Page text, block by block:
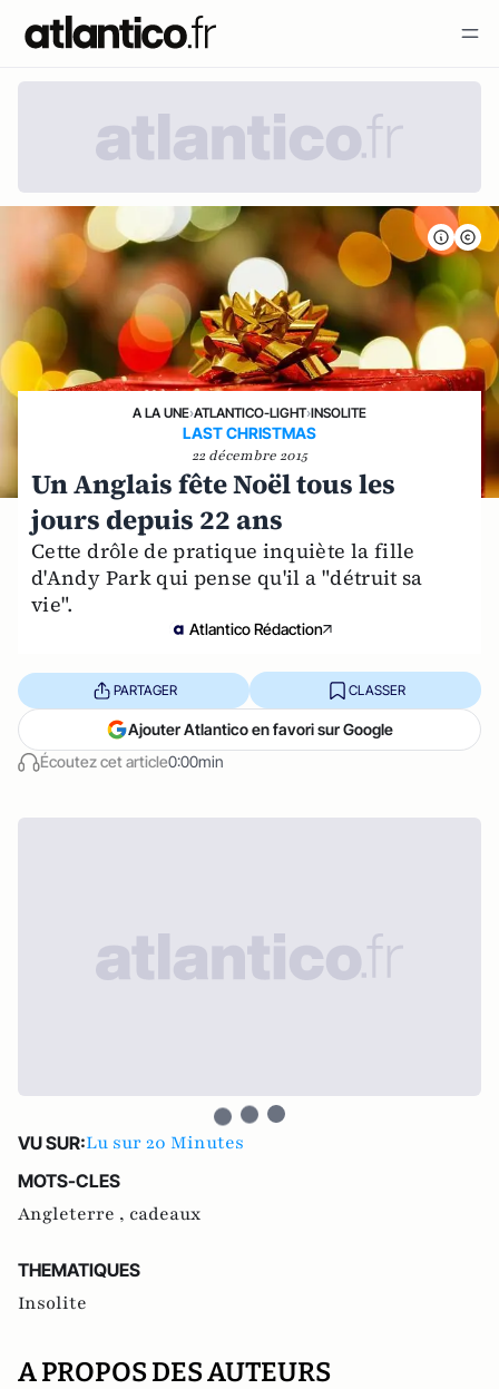
A LA UNE›ATLANTICO-LIGHT›INSOLITE
LAST CHRISTMAS
22 décembre 2015
Un Anglais fête Noël tous les
jours depuis 22 ans
Cette drôle de pratique inquiète la fille
d'Andy Park qui pense qu'il a "détruit sa
vie".
Atlantico Rédaction
Écoutez cet article0:00min
PARTAGER CLASSER
Ajouter Atlantico en favori sur Google
VU SUR:Lu sur 20 Minutes
MOTS-CLES
Angleterre , cadeaux
THEMATIQUES
Insolite
A PROPOS DES AUTEURS